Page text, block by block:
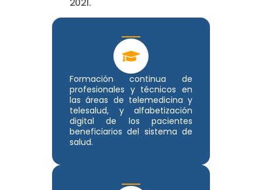
Formación continua de
profesionales y técnicos en
las áreas de telemedicina y
telesalud, y alfabetización
digital de los pacientes
beneficiarios del sistema de
salud.